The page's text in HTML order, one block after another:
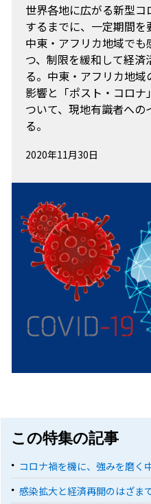
世界各地に広がる新型
するまでに、一定期間を
中東・アフリカ地域で
つ、制限を緩和して経
る。中東・アフリカ地
影響と「ポスト・コロ
ついて、現地有識者へ
る。
2020年11月30日
この特集の記事
コロナ禍を機に、強みを磨く
感染拡大と経済再開のはざま